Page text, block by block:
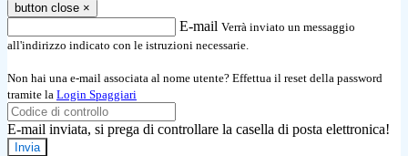
button close ×
E-mail Verrà inviato un messaggio
all'indirizzo indicato con le istruzioni necessarie.
Non hai una e-mail associata al nome utente? Effettua il reset della password
tramite la Login Spaggiari
E-mail inviata, si prega di controllare la casella di posta elettronica!